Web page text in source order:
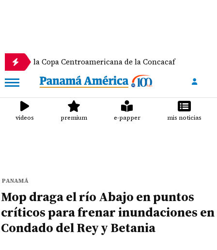
Copa Centroamericana de la Concacaf
videos premium e-papper mis noticias
PANAMÁ
Mop draga el río Abajo en puntos
críticos para frenar inundaciones en
Condado del Rey y Betania